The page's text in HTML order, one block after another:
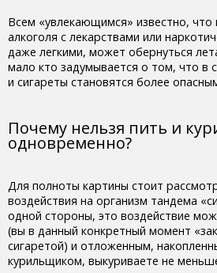
Всем «увлекающимся» известно, что
алкоголя с лекарствами или
даже легкими, может обернуться
мало кто задумывается о том, что в
и сигареты становятся более
Почему нельзя пить и
одновременно?
Для полноты картины стоит
воздействия на организм тандема
одной стороны, это воздействие
(вы в данный конкретный момент
сигаретой) и отложенным,
курильщиком, выкуриваете не